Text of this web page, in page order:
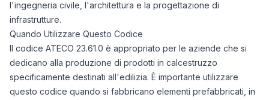
l'ingegneria civile, l'architettura e la progettazione di
infrastrutture.
Quando Utilizzare Questo Codice
Il codice ATECO 23.61.0 è appropriato per le aziende che si
dedicano alla produzione di prodotti in calcestruzzo
specificamente destinati all'edilizia. È importante utilizzare
questo codice quando si fabbricano elementi prefabbricati, in